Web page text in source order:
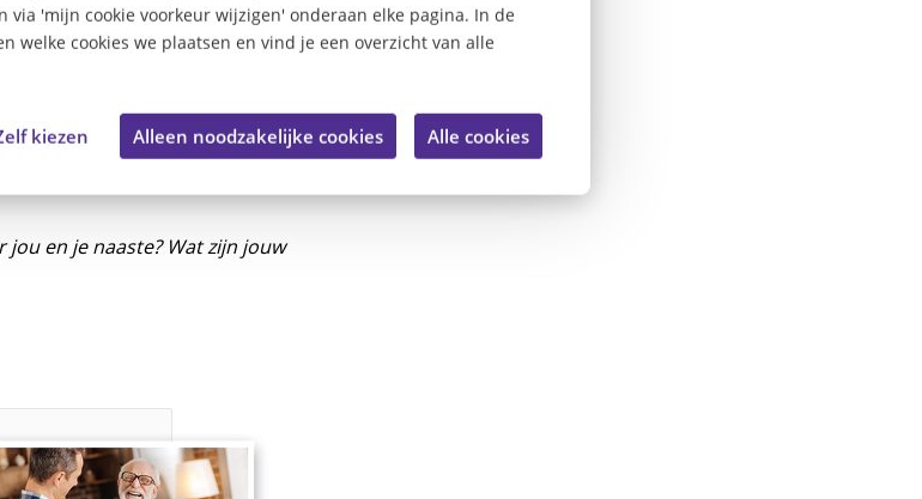
'mijn cookie voorkeur wijzigen' onderaan elke pagina. In de
welke cookies we plaatsen en vind je een overzicht van alle
kiezen Alleen noodzakelijke cookies Alle cookies
voorbereiding, maar het vooruitzicht
vriend of vriendin, of zelfs samen met
en je naaste? Wat zijn jouw